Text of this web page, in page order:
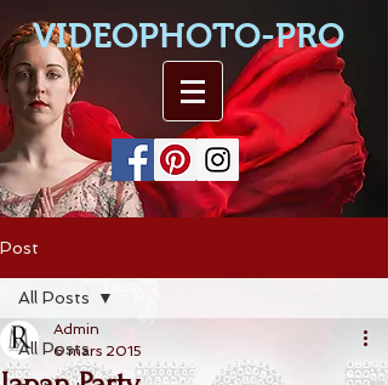
VIDEOPHOTO-PRO
Post
All Posts
All Posts
Admin
6 mars 2015